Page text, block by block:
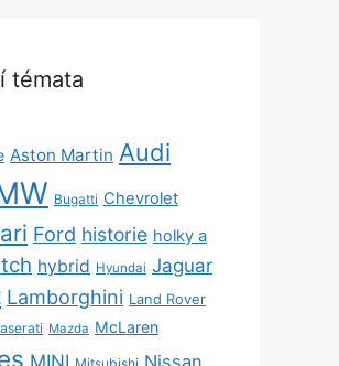
témata
Aston Martin Audi
Bugatti Chevrolet
Ford historie holky a
hybrid Hyundai Jaguar
Lamborghini Land Rover
Mazda McLaren
MINI Mitsubishi Nissan